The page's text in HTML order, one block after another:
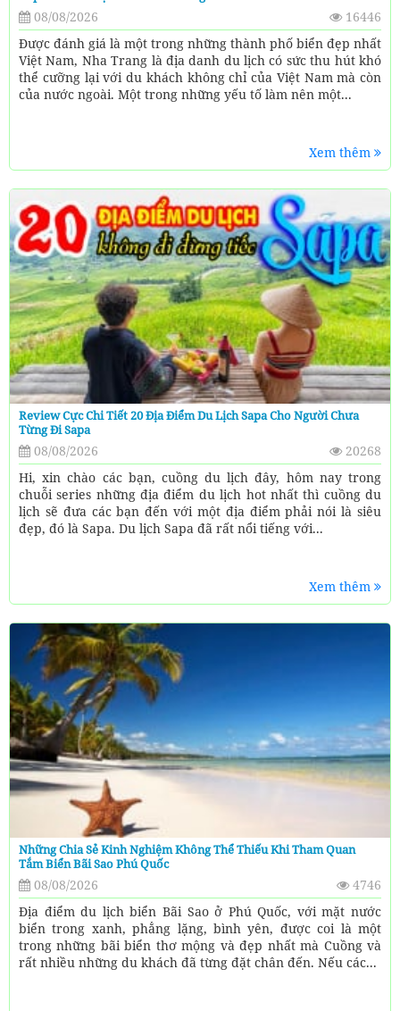
08/08/2026
16446
Được đánh giá là một trong những thành phố biển đẹp nhất
Việt Nam, Nha Trang là địa danh du lịch có sức thu hút khó
thể cưỡng lại với du khách không chỉ của Việt Nam mà còn
của nước ngoài. Một trong những yếu tố làm nên một...
Xem thêm
Review Cực Chi Tiết 20 Địa Điểm Du Lịch Sapa Cho Người Chưa
Từng Đi Sapa
08/08/2026
20268
Hi, xin chào các bạn, cuồng du lịch đây, hôm nay trong
chuỗi series những địa điểm du lịch hot nhất thì cuồng du
lịch sẽ đưa các bạn đến với một địa điểm phải nói là siêu
đẹp, đó là Sapa. Du lịch Sapa đã rất nổi tiếng với...
Xem thêm
Những Chia Sẻ Kinh Nghiệm Không Thể Thiếu Khi Tham Quan
Tắm Biển Bãi Sao Phú Quốc
08/08/2026
4746
Địa điểm du lịch biển Bãi Sao ở Phú Quốc, với mặt nước
biển trong xanh, phẳng lặng, bình yên, được coi là một
trong những bãi biển thơ mộng và đẹp nhất mà Cuồng và
rất nhiều những du khách đã từng đặt chân đến. Nếu các...